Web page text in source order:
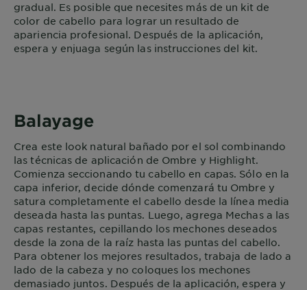
gradual. Es posible que necesites más de un kit de
color de cabello para lograr un resultado de
apariencia profesional. Después de la aplicación,
espera y enjuaga según las instrucciones del kit.
Balayage
Crea este look natural bañado por el sol combinando
las técnicas de aplicación de Ombre y Highlight.
Comienza seccionando tu cabello en capas. Sólo en la
capa inferior, decide dónde comenzará tu Ombre y
satura completamente el cabello desde la línea media
deseada hasta las puntas. Luego, agrega Mechas a las
capas restantes, cepillando los mechones deseados
desde la zona de la raíz hasta las puntas del cabello.
Para obtener los mejores resultados, trabaja de lado a
lado de la cabeza y no coloques los mechones
demasiado juntos. Después de la aplicación, espera y